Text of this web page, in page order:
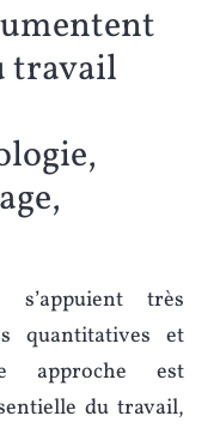
travail
très
quantitatives et
approche est
du travail,